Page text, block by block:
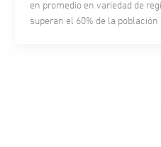
en promedio en variedad de
superan el 60% de la población